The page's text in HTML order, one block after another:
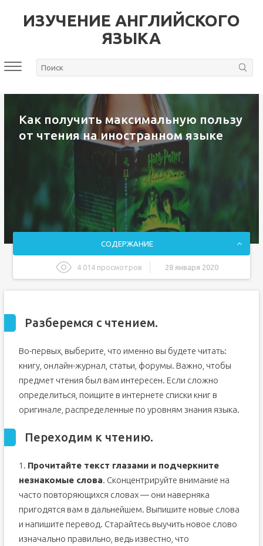
ИЗУЧЕНИЕ АНГЛИЙСКОГО
ЯЗЫКА
Как получить максимальную пользу
от чтения на иностранном языке
СОДЕРЖАНИЕ
4 014 просмотров 28 января 2020
Теперь пройдемся по видам чтения
Разберемся с чтением.
Во-первых, выберите, что именно вы будете читать:
книгу, онлайн-журнал, статьи, форумы. Важно, чтобы
предмет чтения был вам интересен. Если сложно
определиться, поищите в интернете списки книг в
оригинале, распределенные по уровням знания языка.
Переходим к чтению.
1. Прочитайте текст глазами и подчеркните
незнакомые слова. Сконцентрируйте внимание на
часто повторяющихся словах — они наверняка
пригодятся вам в дальнейшем. Выпишите новые слова
и напишите перевод. Старайтесь выучить новое слово
изначально правильно, ведь известно, что